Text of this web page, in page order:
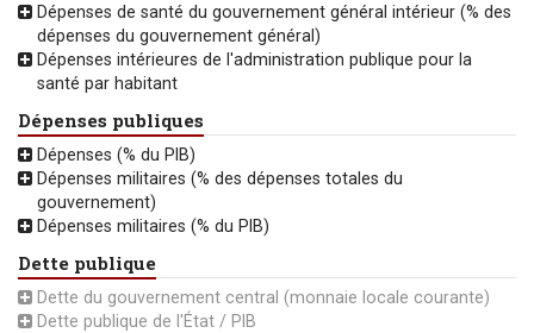
Dépenses de santé du gouvernement général intérieur (% des
dépenses du gouvernement général)
Dépenses intérieures de l'administration publique pour la
santé par habitant
Dépenses publiques
Dépenses (% du PIB)
Dépenses militaires (% des dépenses totales du
gouvernement)
Dépenses militaires (% du PIB)
Dette publique
Dette du gouvernement central (monnaie locale courante)
Dette publique de l'État / PIB